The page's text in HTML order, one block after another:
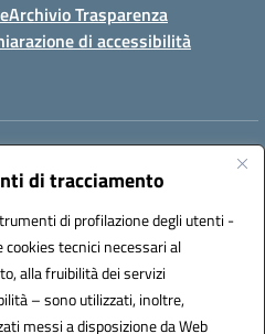
di tracciamento
di profilazione degli utenti -
tecnici necessari al
alla fruibilità dei servizi
– sono utilizzati, inoltre,
messi a disposizione da Web
Archivio Trasparenza
di accessibilità